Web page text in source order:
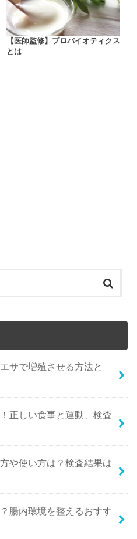
【医師監修】プロバイオティクス
とは
サで増殖させる方法と
正しい食事と運動、検査
や使い方は？検査結果は
腸内環境を整えるおすす